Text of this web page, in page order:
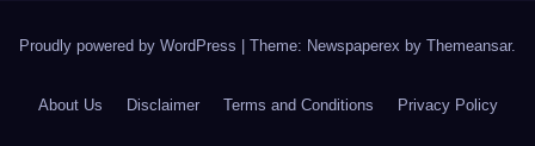
Proudly powered by WordPress Theme: Newspaperex by Themeansar.
About Us Disclaimer Terms and Conditions Privacy Policy